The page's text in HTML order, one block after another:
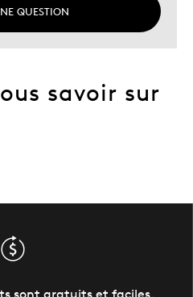
QUESTION
savoir sur
sont gratuits et faciles.